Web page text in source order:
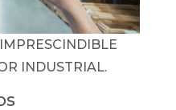
INDUSTRIAL.